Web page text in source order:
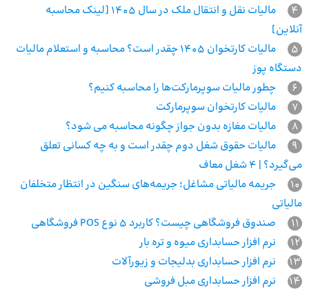
4
مالیات نقل و انتقال ملک در سال 1405 [لینک محاسبه
آنلاین]
5
مالیات کارتخوان 1405 چقدر است؟ محاسبه و استعلام مالیات
دستگاه پوز
6
چطور مالیات سوپرمارکت‌ها را محاسبه کنیم؟
7
مالیات کارتخوان سوپرمارکت
8
مالیات مغازه بدون جواز چگونه محاسبه می شود؟
9
مالیات حقوق شغل دوم چقدر است و به چه کسانی تعلق
می‌گیرد؟ | 4 شغل معاف
10
جریمه مالیاتی مشاغل؛ جریمه‌های سنگین در انتظار متخلفان
مالیاتی
11
صندوق فروشگاهی چیست؟ کاربرد 5 نوع POS فروشگاهی
12
نرم افزار حسابداری میوه و تره بار
13
نرم افزار حسابداری بدلیجات و زیورآلات
14
نرم افزار حسابداری مبل فروشی